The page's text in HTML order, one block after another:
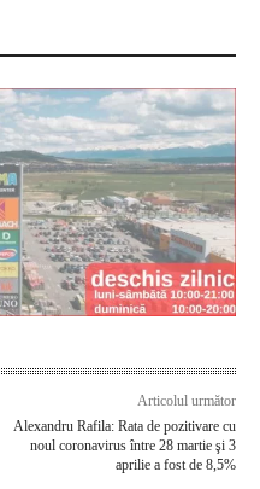
Articolul următor
Alexandru Rafila: Rata de pozitivare cu
noul coronavirus între 28 martie şi 3
aprilie a fost de 8,5%